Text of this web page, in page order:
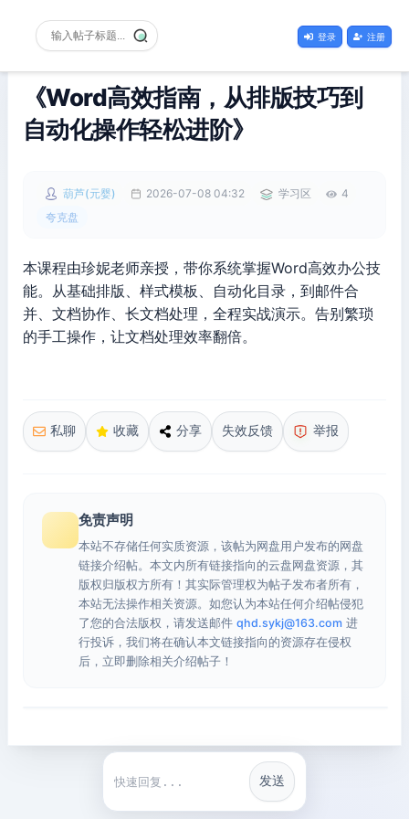
登录 注册
《Word高效指南，从排版技巧到
自动化操作轻松进阶》
葫芦(元婴) 2026-07-08 04:32 学习区
4
夸克盘
本课程由珍妮老师亲授，带你系统掌握Word高效办公技
能。从基础排版、样式模板、自动化目录，到邮件合
并、文档协作、长文档处理，全程实战演示。告别繁琐
的手工操作，让文档处理效率翻倍。
私聊 收藏 分享 失效反馈 举报
免责声明
本站不存储任何实质资源，该帖为网盘用户发布的网盘
链接介绍帖。本文内所有链接指向的云盘网盘资源，其
版权归版权方所有！其实际管理权为帖子发布者所有，
本站无法操作相关资源。如您认为本站任何介绍帖侵犯
了您的合法版权，请发送邮件 qhd.sykj@163.com 进
行投诉，我们将在确认本文链接指向的资源存在侵权
后，立即删除相关介绍帖子！
快捷回复
发送